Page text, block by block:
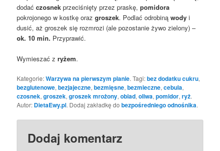
dodaćczosnek przeciśnięty przez praskę,pomidora
pokrojonego w kostkę orazgroszek. Podlać odrobinąwody i
dusić, aż groszek się rozmrozi (ale pozostanie żywo zielony) –
ok. 10 min. Przyprawić.
Wymieszać z ryżem.
Kategorie:Warzywa na pierwszym planie. Tagi:bez dodatku cukru,
bezglutenowe,bezjajeczne,bezmięsne,bezmleczne,cebula,
czosnek,groszek,groszek mrożony,obiad,oliwa,pomidor,ryż.
Autor: DietaEwy.pl. Dodaj zakładkę dobezpośredniego odnośnika.
Dodaj komentarz